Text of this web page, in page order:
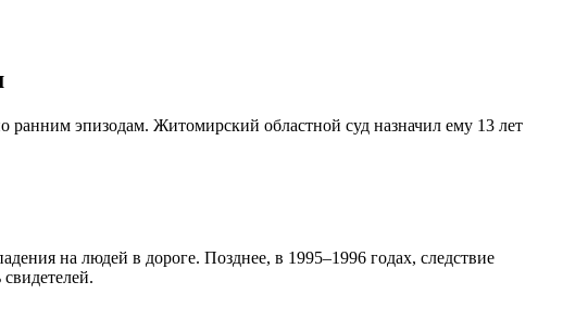
эпизодам. Житомирский областной суд назначил ему 13 лет
на людей в дороге. Позднее, в 1995–1996 годах, следствие